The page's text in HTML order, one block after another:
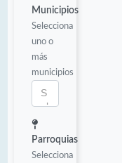
Municipios
Selecciona
uno o
más
municipios
Parroquias
Selecciona